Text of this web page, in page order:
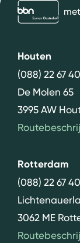
bbn adviseurs
Houten
(088) 22 67
De Molen 65
3995 AW
Rotterdam
(088) 22 67
3062 ME